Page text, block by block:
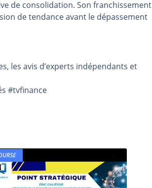
Hebdomadaire – Éric Galiègue
Desclos – Market Movers
de consolidation. Son franchissement
de tendance avant le dépassement
les avis d’experts indépendants et
#tvfinance